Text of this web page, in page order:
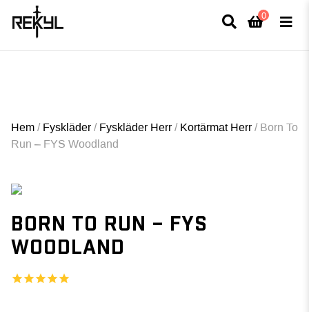
FULLT TRYCK I LEDNINGAR- MEDFÖR LÄNGRE LEVERANSTID - FRI FRAKT
0
Hem/ Fyskläder/ Fyskläder Herr/ Kortärmat Herr/Born To
Run – FYS Woodland
BORN TO RUN – FYS
WOODLAND